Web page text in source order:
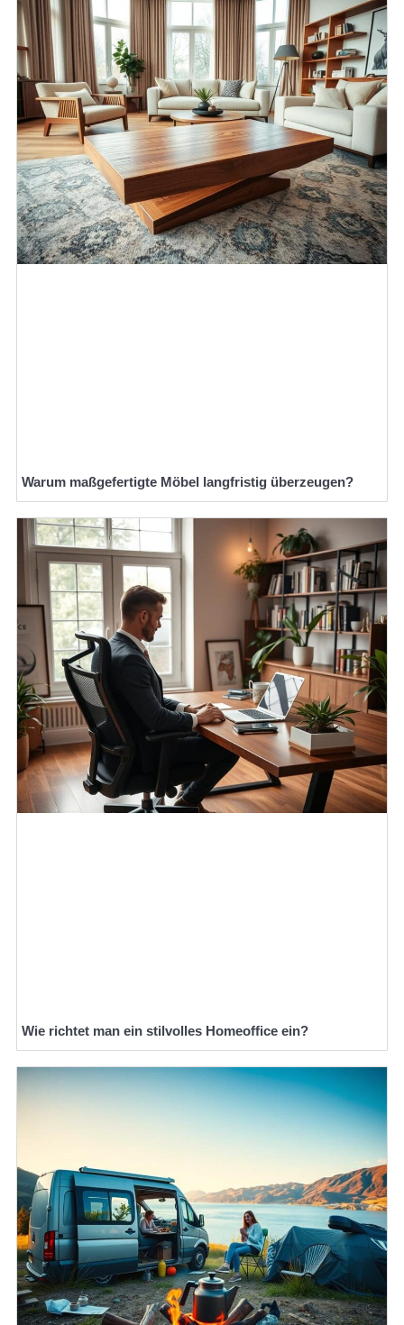
Warum maßgefertigte Möbel langfristig überzeugen?
Wie richtet man ein stilvolles Homeoffice ein?